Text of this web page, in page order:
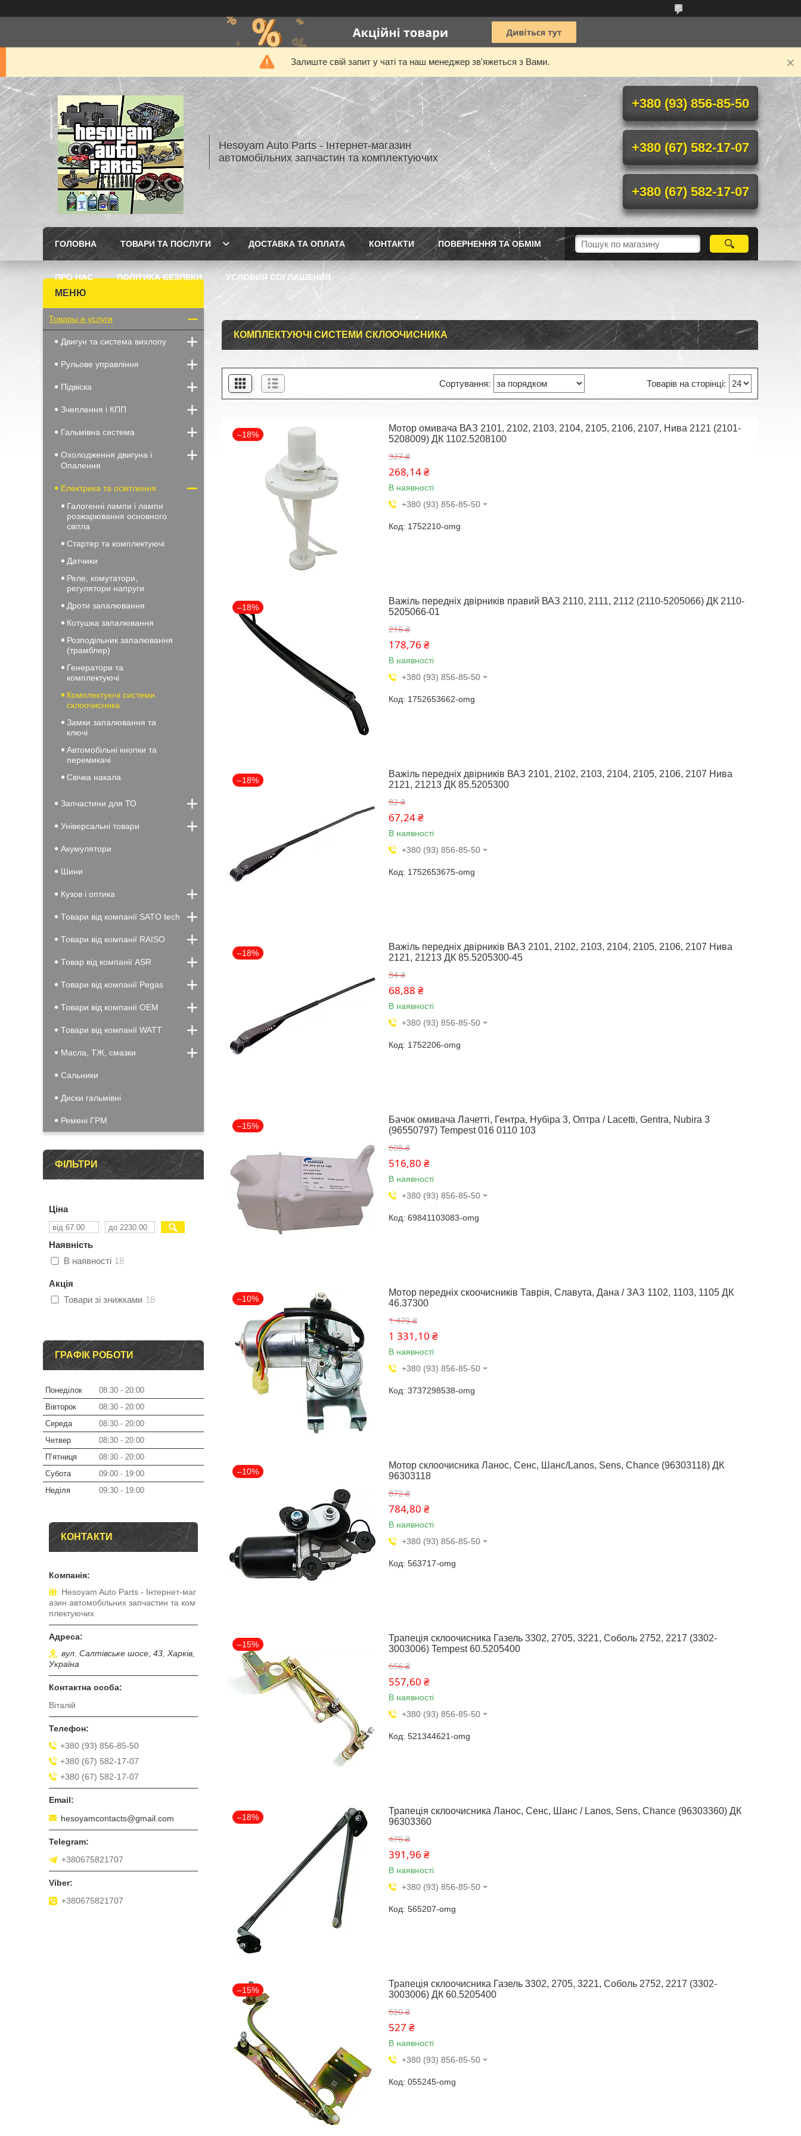
Залиште свій запит у чаті та наш менеджер зв'яжеться з Вами.
Hesoyam Auto Parts - Інтернет-магазин
автомобільних запчастин та комплектуючих
+380 (93) 856-85-50
+380 (67) 582-17-07
+380 (67) 582-17-07
ГОЛОВНА ТОВАРИ ТА ПОСЛУГИ ДОСТАВКА ТА ОПЛАТА КОНТАКТИ ПОВЕРНЕННЯ ТА ОБМІМ
ПРО НАС ПОЛІТИКА БЕЗПЕКИ УСЛОВИЯ СОГЛАШЕНИЯ
КОМПЛЕКТУЮЧІ СИСТЕМИ СКЛООЧИСНИКА
–18%
Мотор омивача ВАЗ 2101, 2102, 2103, 2104, 2105, 2106, 2107, Нива 2121 (2101-
5208009) ДК 1102.5208100
327 ₴
268,14 ₴
В наявності
+380 (93) 856-85-50
1752210-omg
–18%
Важіль передніх двірників правий ВАЗ 2110, 2111, 2112 (2110-5205066) ДК 2110-
5205066-01
218 ₴
178,76 ₴
В наявності
+380 (93) 856-85-50
1752653662-omg
–18%
Важіль передніх двірників ВАЗ 2101, 2102, 2103, 2104, 2105, 2106, 2107 Нива
2121, 21213 ДК 85.5205300
82 ₴
67,24 ₴
В наявності
+380 (93) 856-85-50
1752653675-omg
–18%
Важіль передніх двірників ВАЗ 2101, 2102, 2103, 2104, 2105, 2106, 2107 Нива
2121, 21213 ДК 85.5205300-45
84 ₴
68,88 ₴
В наявності
+380 (93) 856-85-50
1752206-omg
–15%
Бачок омивача Лачетті, Гентра, Нубіра 3, Оптра / Lacetti, Gentra, Nubira 3
(96550797) Tempest 016 0110 103
608 ₴
516,80 ₴
В наявності
+380 (93) 856-85-50
69841103083-omg
–10%
Мотор передніх скоочисників Таврія, Славута, Дана / ЗАЗ 1102, 1103, 1105 ДК
46.37300
1 479 ₴
1 331,10 ₴
В наявності
+380 (93) 856-85-50
3737298538-omg
–10%
Мотор склоочисника Ланос, Сенс, Шанс/Lanos, Sens, Chance (96303118) ДК
96303118
872 ₴
784,80 ₴
В наявності
+380 (93) 856-85-50
563717-omg
–15%
Трапеція склоочисника Газель 3302, 2705, 3221, Соболь 2752, 2217 (3302-
3003006) Tempest 60.5205400
656 ₴
557,60 ₴
В наявності
+380 (93) 856-85-50
521344621-omg
–18%
Трапеція склоочисника Ланос, Сенс, Шанс / Lanos, Sens, Chance (96303360) ДК
96303360
478 ₴
391,96 ₴
В наявності
+380 (93) 856-85-50
565207-omg
–15%
Трапеція склоочисника Газель 3302, 2705, 3221, Соболь 2752, 2217 (3302-
3003006) ДК 60.5205400
620 ₴
527 ₴
В наявності
+380 (93) 856-85-50
055245-omg
Товары и услуги
Двигун та система вихлопу
Рульове управління
Підвіска
Зчеплення і КПП
Гальмівна система
Охолодження двигуна і
Опалення
Електрика та освітлення
Галогенні лампи і лампи
розжарювання основного
світла
Стартер та комплектуючі
Датчики
Реле, комутатори,
регулятори напруги
Дроти запалювання
Котушка запалювання
Розподільник запалювання
(трамблер)
Генератори та
комплектуючі
Комплектуючі системи
склоочисника
Замки запалювання та
ключі
Автомобільні кнопки та
перемикачі
Свічка накала
Запчастини для ТО
Універсальні товари
Акумулятори
Шини
Кузов і оптика
Товари від компанії SATO tech
Товари від компанії RAISO
Товар від компанії ASR
Товари від компанії Pegas
Товари від компанії OEM
Товари від компанії WATT
Масла, ТЖ, смазки
Сальники
Диски гальмівні
Ремені ГРМ
ФІЛЬТРИ
Ціна
Наявність
В наявності 18
Акція
Товари зі знижками 18
ГРАФІК РОБОТИ
Понеділок 08:30
20:00
Вівторок
08:30
20:00
Середа
08:30
20:00
Четвер
08:30
20:00
Пʼятниця
08:30
20:00
Субота
09:00
19:00
Неділя
09:30 19:00
КОНТАКТИ
Hesoyam Auto Parts - Інтернет-маг
азин автомобільних запчастин та ком
плектуючих
вул. Салтівське шосе, 43, Харків,
Україна
Віталій
+380 (93) 856-85-50
+380 (67) 582-17-07
+380 (67) 582-17-07
hesoyamcontacts@gmail.com
+380675821707
+380675821707